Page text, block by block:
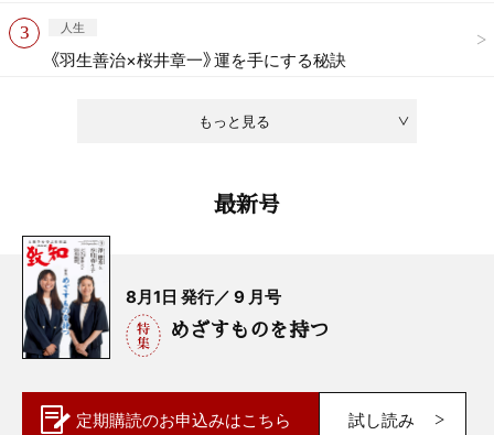
もっと見る
人生
《羽生善治×桜井章一》運を手にする秘訣
最新号
8月1日 発行／ 9 月号
めざすものを持つ
定期購読のお申込みはこちら 試し読み